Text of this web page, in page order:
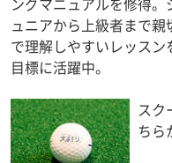
ュニアから上級者まで親
で理解しやすいレッスン
目標に活躍中。
スク
ちら